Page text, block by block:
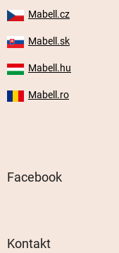
Mabell.cz
Mabell.sk
Mabell.hu
Mabell.ro
Facebook
Kontakt